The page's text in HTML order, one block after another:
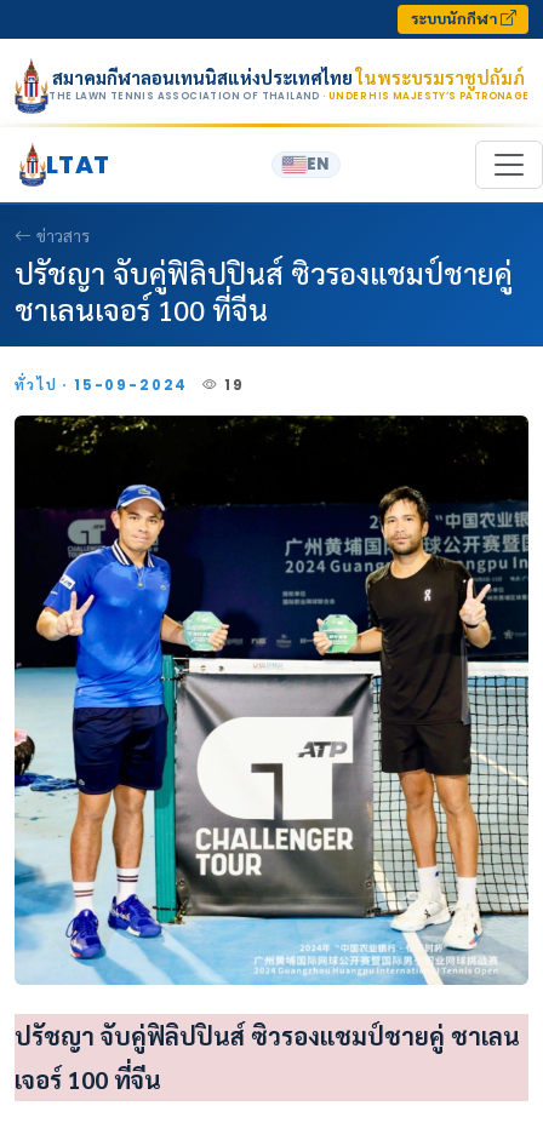
ระบบนักกีฬา
สมาคมกีฬาลอนเทนนิสแห่งประเทศไทยในพระบรมราชูปถัมภ์
THE LAWN TENNIS ASSOCIATION OF THAILAND · UNDER HIS MAJESTY’S PATRONAGE
LTAT EN
ข่าวสาร
ปรัชญา จับคู่ฟิลิปปินส์ ซิวรองแชมป์ชายคู่
ชาเลนเจอร์ 100 ที่จีน
ทั่วไป · 15-09-2024 19
ปรัชญา จับคู่ฟิลิปปินส์ ซิวรองแชมป์ชายคู่ ชาเลน
เจอร์ 100 ที่จีน